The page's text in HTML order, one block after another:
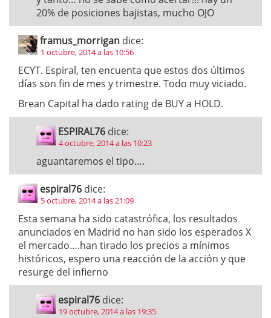
20% de posiciones bajistas, mucho OJO
framus_morrigan dice:
1 octubre, 2014 a las 10:56
ECYT. Espiral, ten encuenta que estos dos últimos
días son fin de mes y trimestre. Todo muy viciado.
Brean Capital ha dado rating de BUY a HOLD.
ESPIRAL76 dice:
4 octubre, 2014 a las 10:23
aguantaremos el tipo….
espiral76 dice:
5 octubre, 2014 a las 21:09
Esta semana ha sido catastrófica, los resultados
anunciados en Madrid no han sido los esperados X
el mercado….han tirado los precios a mínimos
históricos, espero una reacción de la acción y que
resurge del infierno
espiral76 dice:
19 octubre, 2014 a las 19:35